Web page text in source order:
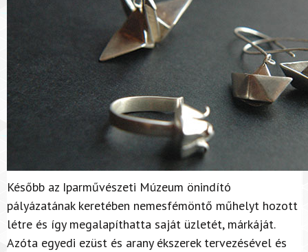
Később az Iparművészeti Múzeum önindító
pályázatának keretében nemesfémöntő műhelyt hozott
létre és így megalapíthatta saját üzletét, márkáját.
Azóta egyedi ezüst és arany ékszerek tervezésével és